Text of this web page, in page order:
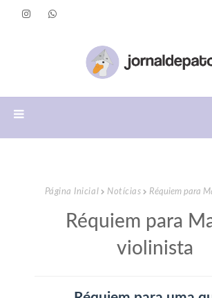
Página Inicial Notícias Réquiem para
Réquiem para
violinista